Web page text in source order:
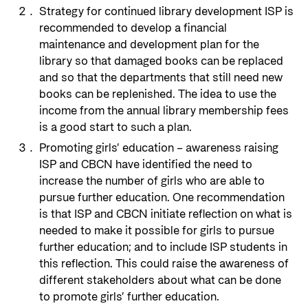
Strategy for continued library development ISP is
recommended to develop a financial
maintenance and development plan for the
library so that damaged books can be replaced
and so that the departments that still need new
books can be replenished. The idea to use the
income from the annual library membership fees
is a good start to such a plan.
Promoting girls’ education – awareness raising
ISP and CBCN have identified the need to
increase the number of girls who are able to
pursue further education. One recommendation
is that ISP and CBCN initiate reflection on what is
needed to make it possible for girls to pursue
further education; and to include ISP students in
this reflection. This could raise the awareness of
different stakeholders about what can be done
to promote girls’ further education.